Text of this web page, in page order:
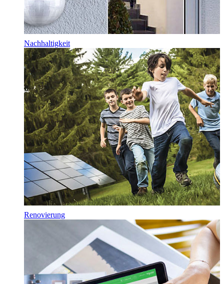
Nachhaltigkeit
Renovierung